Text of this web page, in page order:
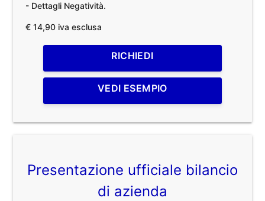
- Dettagli Negatività.
€ 14,90 iva esclusa
RICHIEDI
VEDI ESEMPIO
Presentazione ufficiale bilancio
di azienda